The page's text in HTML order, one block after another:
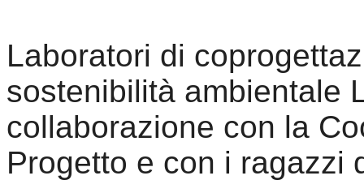
Laboratori di
sostenibilità ambientale
collaborazione con la
Progetto e con i ragazzi